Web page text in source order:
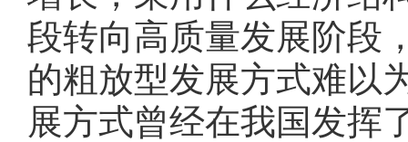
段转向高质量发展阶段
的粗放型发展方式难以
展方式曾经在我国发挥